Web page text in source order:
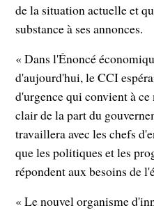
de la situation actuelle et
substance à ses annonces.
« Dans l'Énoncé
d'aujourd'hui, le CCI
d'urgence qui convient à
clair de la part du
travaillera avec les chefs
que les politiques et les
répondent aux besoins de
« Le nouvel organisme